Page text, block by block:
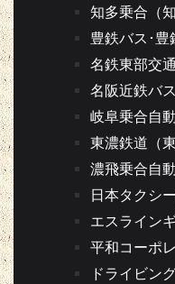
知多乗合（
豊鉄バス･豊
名鉄東部交通
名阪近鉄バス
岐阜乗合自
東濃鉄道（
濃飛乗合自
日本タクシ
エスライン
平和コーポ
ドライビン